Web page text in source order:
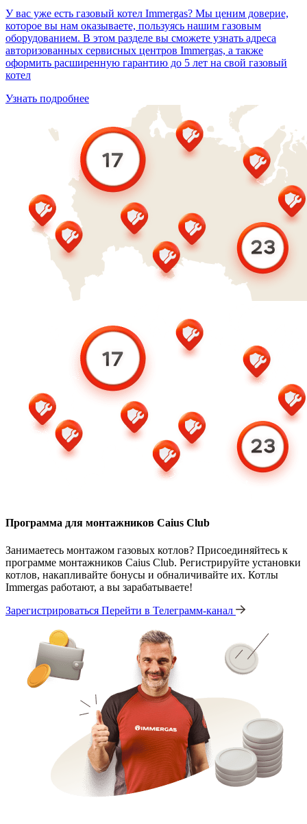
У вас уже есть газовый котел Immergas? Мы ценим доверие,
которое вы нам оказываете, пользуясь нашим газовым
оборудованием. В этом разделе вы сможете узнать адреса
авторизованных сервисных центров Immergas, а также
оформить расширенную гарантию до 5 лет на свой газовый
котел
Узнать подробнее
Программа для монтажников Caius Club
Занимаетесь монтажом газовых котлов? Присоединяйтесь к
программе монтажников Caius Club. Регистрируйте установки
котлов, накапливайте бонусы и обналичивайте их. Котлы
Immergas работают, а вы зарабатываете!
Зарегистрироваться Перейти в Телеграмм-канал